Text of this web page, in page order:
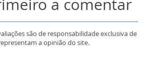
a comentar
são de responsabilidade exclusiva de
a opinião do site.